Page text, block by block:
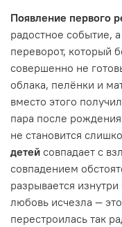
Появление первого
радостное событие,
переворот, который
совершенно не
облака, пелёнки и
вместо этого
пара после
не становится
детей совпадает с
совпадением
разрывается изнутри
любовь исчезла —
перестроилась так